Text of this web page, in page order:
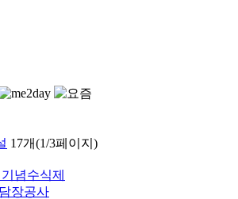
17개(1/3페이지)
념수식제
장공사